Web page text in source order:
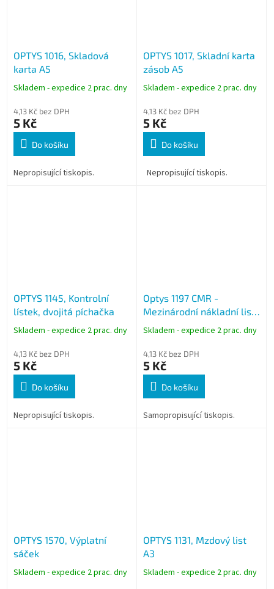
OPTYS 1016, Skladová
karta A5
Skladem - expedice 2 prac. dny
4,13 Kč bez DPH
5 Kč
Do košíku
Nepropisující tiskopis.
OPTYS 1017, Skladní karta
zásob A5
Skladem - expedice 2 prac. dny
4,13 Kč bez DPH
5 Kč
Do košíku
Nepropisující tiskopis.
OPTYS 1145, Kontrolní
lístek, dvojitá píchačka
Skladem - expedice 2 prac. dny
4,13 Kč bez DPH
5 Kč
Do košíku
Nepropisující tiskopis.
Optys 1197 CMR -
Mezinárodní nákladní list
A4 samopropisovací 5
Skladem - expedice 2 prac. dny
4,13 Kč bez DPH
5 Kč
Do košíku
Samopropisující tiskopis.
OPTYS 1570, Výplatní
sáček
Skladem - expedice 2 prac. dny
OPTYS 1131, Mzdový list
A3
Skladem - expedice 2 prac. dny